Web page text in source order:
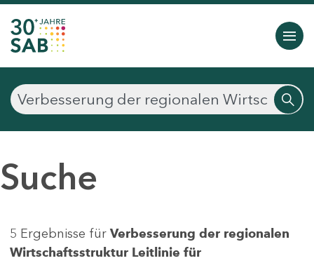
Suche
5 Ergebnisse für Verbesserung der regionalen
Wirtschaftsstruktur Leitlinie für